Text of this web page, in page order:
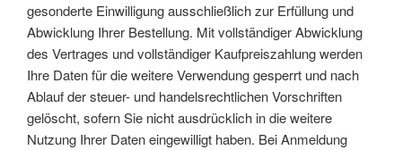
gesonderte Einwilligung ausschließlich zur Erfüllung und
Abwicklung Ihrer Bestellung. Mit vollständiger Abwicklung
des Vertrages und vollständiger Kaufpreiszahlung werden
Ihre Daten für die weitere Verwendung gesperrt und nach
Ablauf der steuer- und handelsrechtlichen Vorschriften
gelöscht, sofern Sie nicht ausdrücklich in die weitere
Nutzung Ihrer Daten eingewilligt haben. Bei Anmeldung